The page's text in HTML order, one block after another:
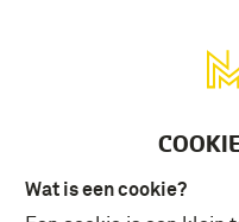
Wat is een cookie?
Actualiteit
Herdenken